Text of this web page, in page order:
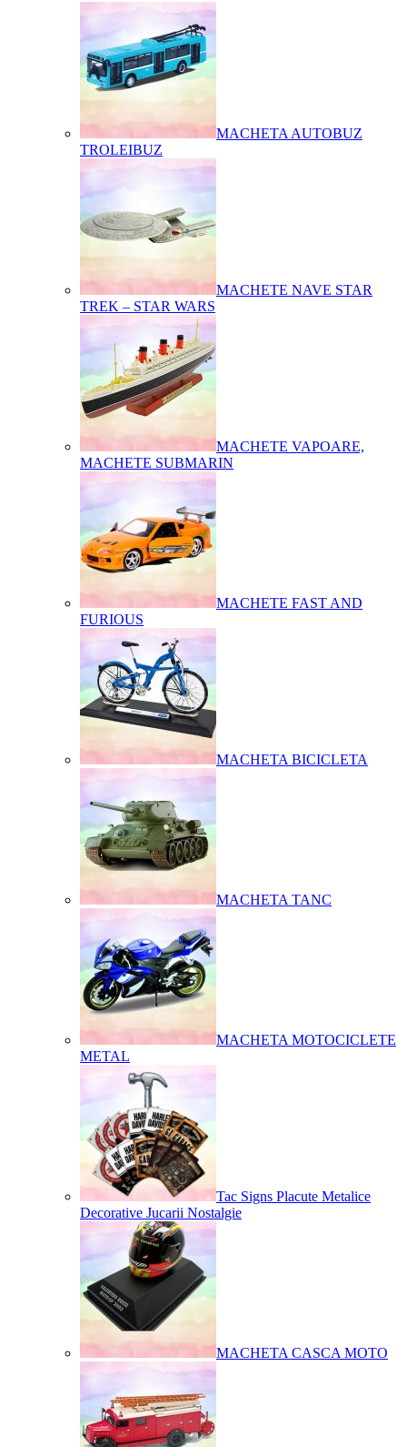
MACHETA AUTOBUZ
TROLEIBUZ
MACHETE NAVE STAR
TREK – STAR WARS
MACHETE VAPOARE,
MACHETE SUBMARIN
MACHETE FAST AND
FURIOUS
MACHETA BICICLETA
MACHETA TANC
MACHETA MOTOCICLETE
METAL
Tac Signs Placute Metalice
Decorative Jucarii Nostalgie
MACHETA CASCA MOTO